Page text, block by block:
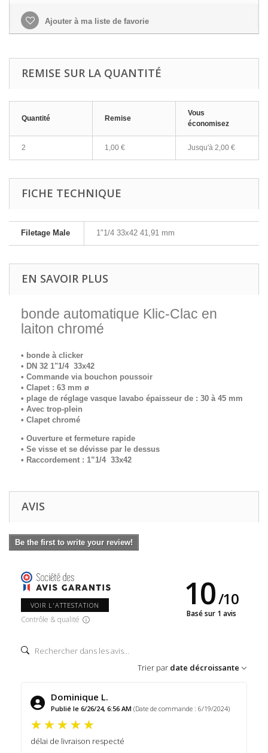
Ajouter à ma liste de favorie
REMISE SUR LA QUANTITÉ
Quantité Remise
Vous
économisez
2 1,00 € Jusqu'à 2,00 €
FICHE TECHNIQUE
Filetage Male 1"1/4 33x42 41,91 mm
EN SAVOIR PLUS
bonde automatique Klic-Clac en
laiton chromé
• bonde à clicker
• DN 32 1"1/4 33x42
• Commande via bouchon poussoir
• Clapet : 63 mm ø
• plage de réglage vasque lavabo épaisseur de : 30 à 45 mm
• Avec trop-plein
• Clapet chromé
• Ouverture et fermeture rapide
• Se visse et se dévisse par le dessus
• Raccordement : 1”1/4 33x42
AVIS
Be the first to write your review!
VOIR L'ATTESTATION
Contrôle & qualité
10/10
Basé sur 1 avis
Trier par date décroissante
Dominique L.
Publié le 6/26/24, 6:56 AM (Date de commande : 6/19/2024)
délai de livraison respecté